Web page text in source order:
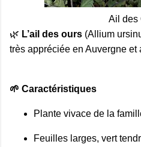
Ail des
🌿 L’ail des ours (Allium
très appréciée en Auvergne et
🌱 Caractéristiques
Plante vivace de la
Feuilles larges, vert